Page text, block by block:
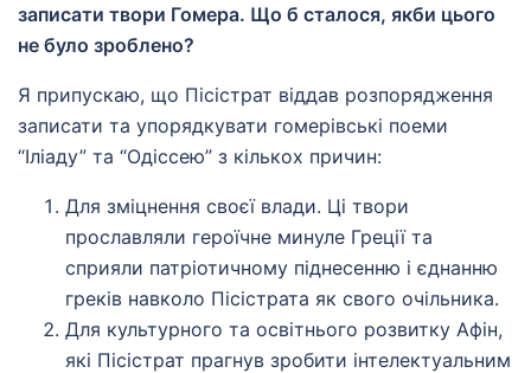
записати твори Гомера. Що б сталося, якби цього
не було зроблено?
Я припускаю, що Пісістрат віддав розпорядження
записати та упорядкувати гомерівські поеми
“Іліаду” та “Одіссею” з кількох причин:
Для зміцнення своєї влади. Ці твори
прославляли героїчне минуле Греції та
сприяли патріотичному піднесенню і єднанню
греків навколо Пісістрата як свого очільника.
Для культурного та освітнього розвитку Афін,
які Пісістрат прагнув зробити інтелектуальним